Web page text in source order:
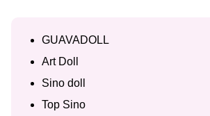
GUAVADOLL
Art Doll
Sino doll
Top Sino